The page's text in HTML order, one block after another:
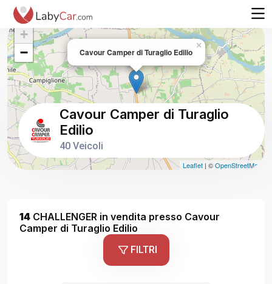
Cavour Camper di Turaglio Edilio
×
+
−
Leaflet | ©OpenStreetMap
Cavour Camper di Turaglio
Edilio
40 Veicoli
14 CHALLENGER in vendita presso Cavour
Camper di Turaglio Edilio
FILTRI